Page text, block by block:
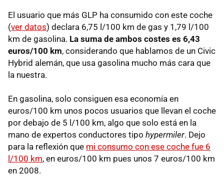
El usuario que más GLP ha consumido con este coche
(ver datos) declara 6,75 l/100 km de gas y 1,79 l/100
km de gasolina. La suma de ambos costes es 6,43
euros/100 km, considerando que hablamos de un Civic
Hybrid alemán, que usa gasolina mucho más cara que
la nuestra.
En gasolina, solo consiguen esa economía en
euros/100 km unos pocos usuarios que llevan el coche
por debajo de 5 l/100 km, algo que solo está en la
mano de expertos conductores tipo hypermiler. Dejo
para la reflexión que mi consumo con ese coche fue 6
l/100 km, en euros/100 km pues unos 7 euros/100 km
en 2008.